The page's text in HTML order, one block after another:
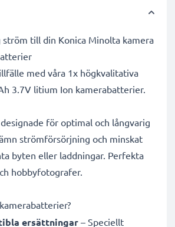
ström till din Konica Minolta kamera
med våra 1x högkvalitativa
3.7V litium Ion kamerabatterier.
för optimal och långvarig
strömförsörjning och minskat
byten eller laddningar. Perfekta
hobbyfotografer.
ersättningar– Speciellt